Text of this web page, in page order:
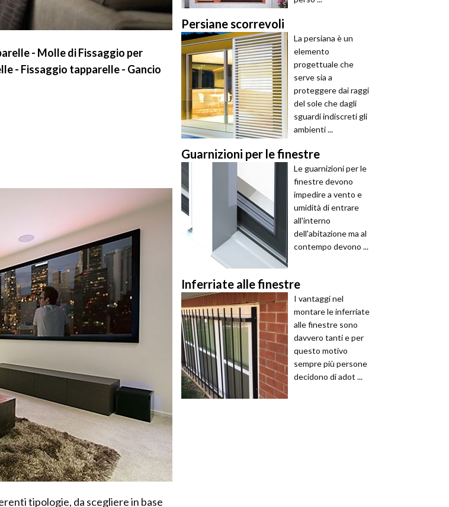
- Molle di Fissaggio per
- Fissaggio tapparelle - Gancio
tipologie, da scegliere in base
Persiane scorrevoli
La persiana è un
elemento
progettuale che
serve sia a
proteggere dai raggi
del sole che dagli
sguardi indiscreti gli
ambienti ...
Guarnizioni per le finestre
Le guarnizioni per le
finestre devono
impedire a vento e
umidità di entrare
all'interno
dell'abitazione ma al
contempo devono ...
Inferriate alle finestre
I vantaggi nel
montare le inferriate
alle finestre sono
davvero tanti e per
questo motivo
sempre più persone
decidono di adot ...